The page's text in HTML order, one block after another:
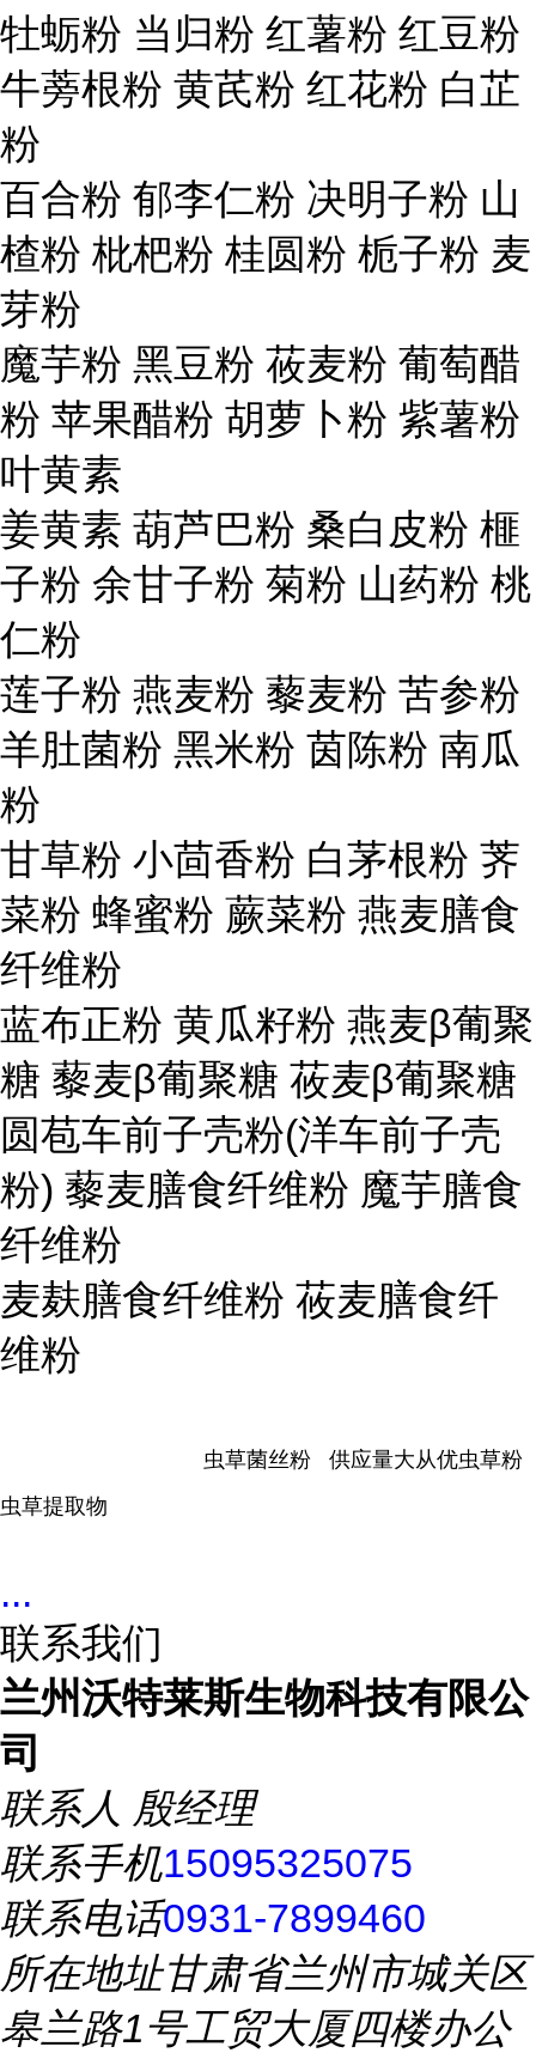
牡蛎粉 当归粉 红薯粉 红豆粉
牛蒡根粉 黄芪粉 红花粉 白芷
粉
百合粉 郁李仁粉 决明子粉 山
楂粉 枇杷粉 桂圆粉 栀子粉 麦
芽粉
魔芋粉 黑豆粉 莜麦粉 葡萄醋
粉 苹果醋粉 胡萝卜粉 紫薯粉
叶黄素
姜黄素 葫芦巴粉 桑白皮粉 榧
子粉 余甘子粉 菊粉 山药粉 桃
仁粉
莲子粉 燕麦粉 藜麦粉 苦参粉
羊肚菌粉 黑米粉 茵陈粉 南瓜
粉
甘草粉 小茴香粉 白茅根粉 荠
菜粉 蜂蜜粉 蕨菜粉 燕麦膳食
纤维粉
蓝布正粉 黄瓜籽粉 燕麦β葡聚
糖 藜麦β葡聚糖 莜麦β葡聚糖
圆苞车前子壳粉(洋车前子壳
粉) 藜麦膳食纤维粉 魔芋膳食
纤维粉
麦麸膳食纤维粉 莜麦膳食纤
维粉
虫草菌丝粉 供应量大从优虫草粉
虫草提取物
...
联系我们
兰州沃特莱斯生物科技有限公
司
联系人 殷经理
联系手机15095325075
联系电话0931-7899460
所在地址甘肃省兰州市城关区
皋兰路1号工贸大厦四楼办公